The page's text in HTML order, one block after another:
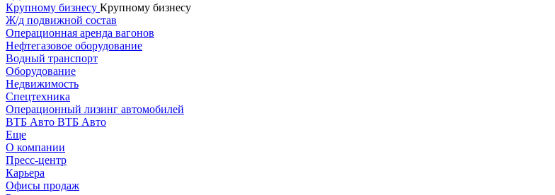
Крупному бизнесу Крупному бизнесу
Ж/д подвижной состав
Операционная аренда вагонов
Нефтегазовое оборудование
Водный транспорт
Оборудование
Недвижимость
Спецтехника
Операционный лизинг автомобилей
ВТБ Авто ВТБ Авто
Еще
О компании
Пресс-центр
Карьера
Офисы продаж